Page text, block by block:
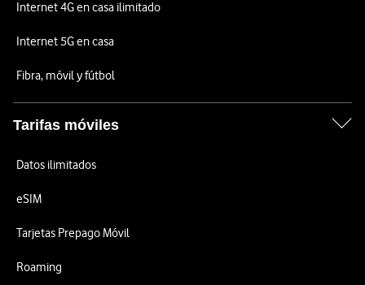
Internet 4G en casa ilimitado
Internet 5G en casa
Fibra, móvil y fútbol
Tarifas móviles
Datos ilimitados
eSIM
Tarjetas Prepago Móvil
Roaming